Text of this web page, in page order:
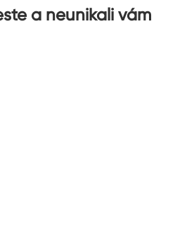
a neunikali vám